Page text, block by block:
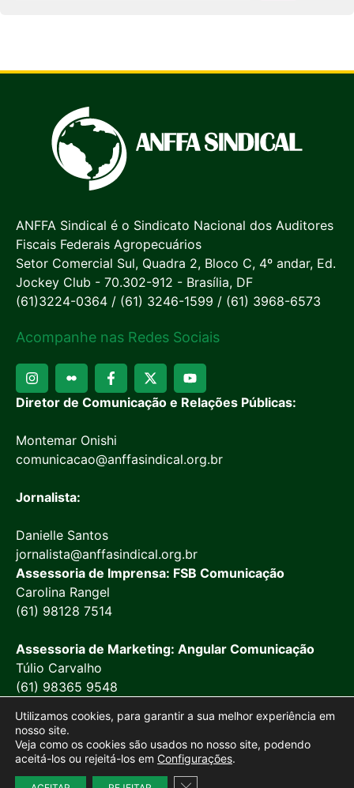
ANFFA Sindical é o Sindicato Nacional dos Auditores
Fiscais Federais Agropecuários
Setor Comercial Sul, Quadra 2, Bloco C, 4º andar, Ed.
Jockey Club - 70.302-912 - Brasília, DF
(61)3224-0364 / (61) 3246-1599 / (61) 3968-6573
Acompanhe nas Redes Sociais
Diretor de Comunicação e Relações Públicas:
Montemar Onishi
comunicacao@anffasindical.org.br
Jornalista:
Danielle Santos
jornalista@anffasindical.org.br
Assessoria de Imprensa: FSB Comunicação
Carolina Rangel
(61) 98128 7514
Assessoria de Marketing: Angular Comunicação
Túlio Carvalho
(61) 98365 9548
Utilizamos cookies, para garantir a sua melhor experiência em
nosso site.
Veja como os cookies são usados no nosso site, podendo
aceitá-los ou rejeitá-los em Configurações.
Close GDPR Cookie Banner